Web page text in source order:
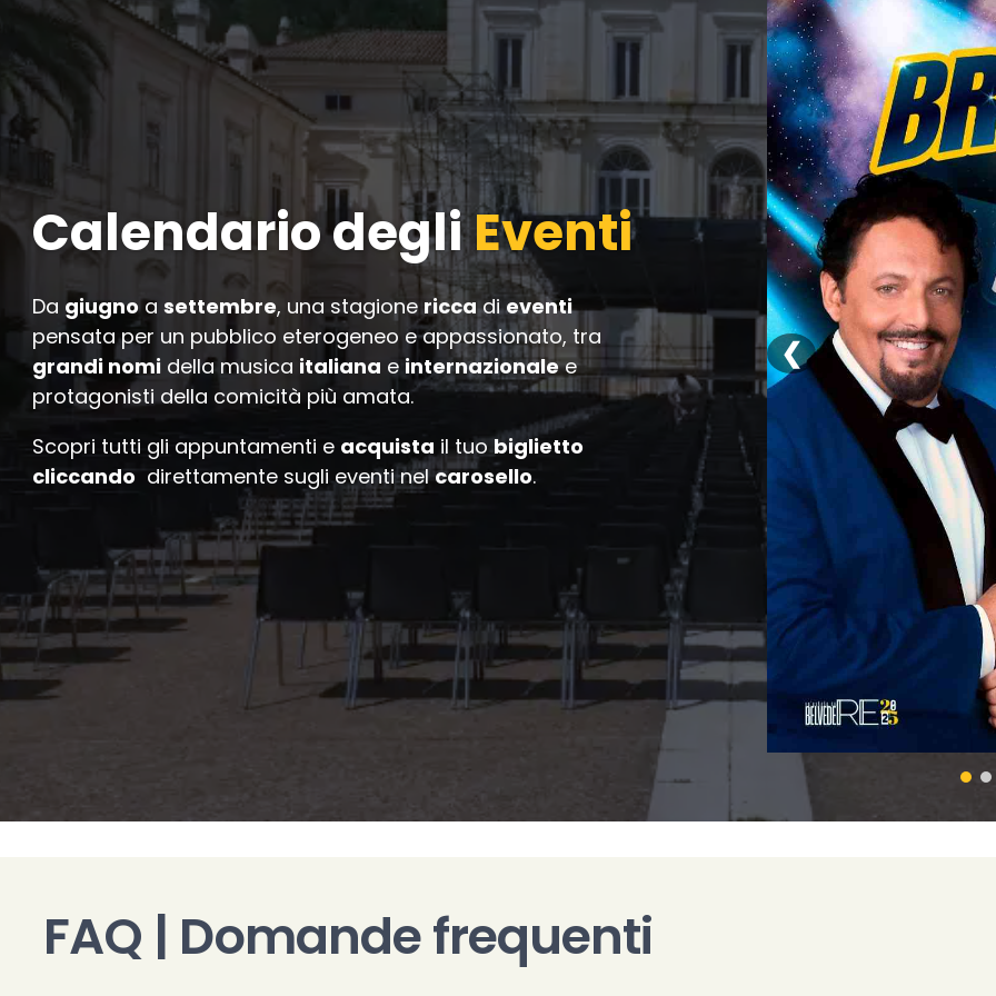
Calendario degliEventi
Da giugnoa settembre, una stagionericcadieventi
pensata per un pubblico eterogeneo e appassionato, tra
grandi nomi della musica italiana e internazionalee
protagonisti della comicità più amata.
Scopri tutti gli appuntamenti e acquista il tuo biglietto
cliccando direttamente sugli eventi nelcarosello.
❮
FAQ | Domande frequenti